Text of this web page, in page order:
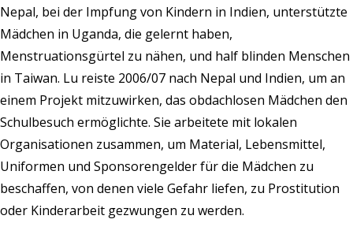
Nepal, bei der Impfung von Kindern in Indien, unterstützte
Mädchen in Uganda, die gelernt haben,
Menstruationsgürtel zu nähen, und half blinden Menschen
in Taiwan. Lu reiste 2006/07 nach Nepal und Indien, um an
einem Projekt mitzuwirken, das obdachlosen Mädchen den
Schulbesuch ermöglichte. Sie arbeitete mit lokalen
Organisationen zusammen, um Material, Lebensmittel,
Uniformen und Sponsorengelder für die Mädchen zu
beschaffen, von denen viele Gefahr liefen, zu Prostitution
oder Kinderarbeit gezwungen zu werden.